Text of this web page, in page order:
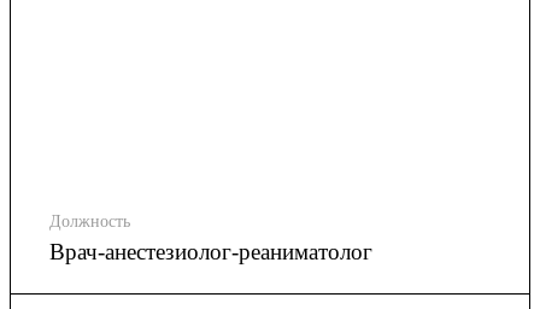
Должность
Врач-анестезиолог-реаниматолог